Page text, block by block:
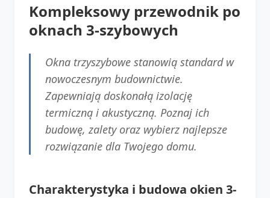
Kompleksowy przewodnik po
oknach 3-szybowych
Okna trzyszybowe stanowią standard w
nowoczesnym budownictwie.
Zapewniają doskonałą izolację
termiczną i akustyczną. Poznaj ich
budowę, zalety oraz wybierz najlepsze
rozwiązanie dla Twojego domu.
Charakterystyka i budowa okien 3-